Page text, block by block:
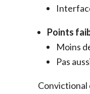
Points
Moins
Pas
Convictional